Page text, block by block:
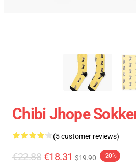
Chibi Jhope
(5 customer reviews)
€22.88 €18.31 $19.90 -20%